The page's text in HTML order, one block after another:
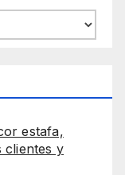
estafa,
clientes y